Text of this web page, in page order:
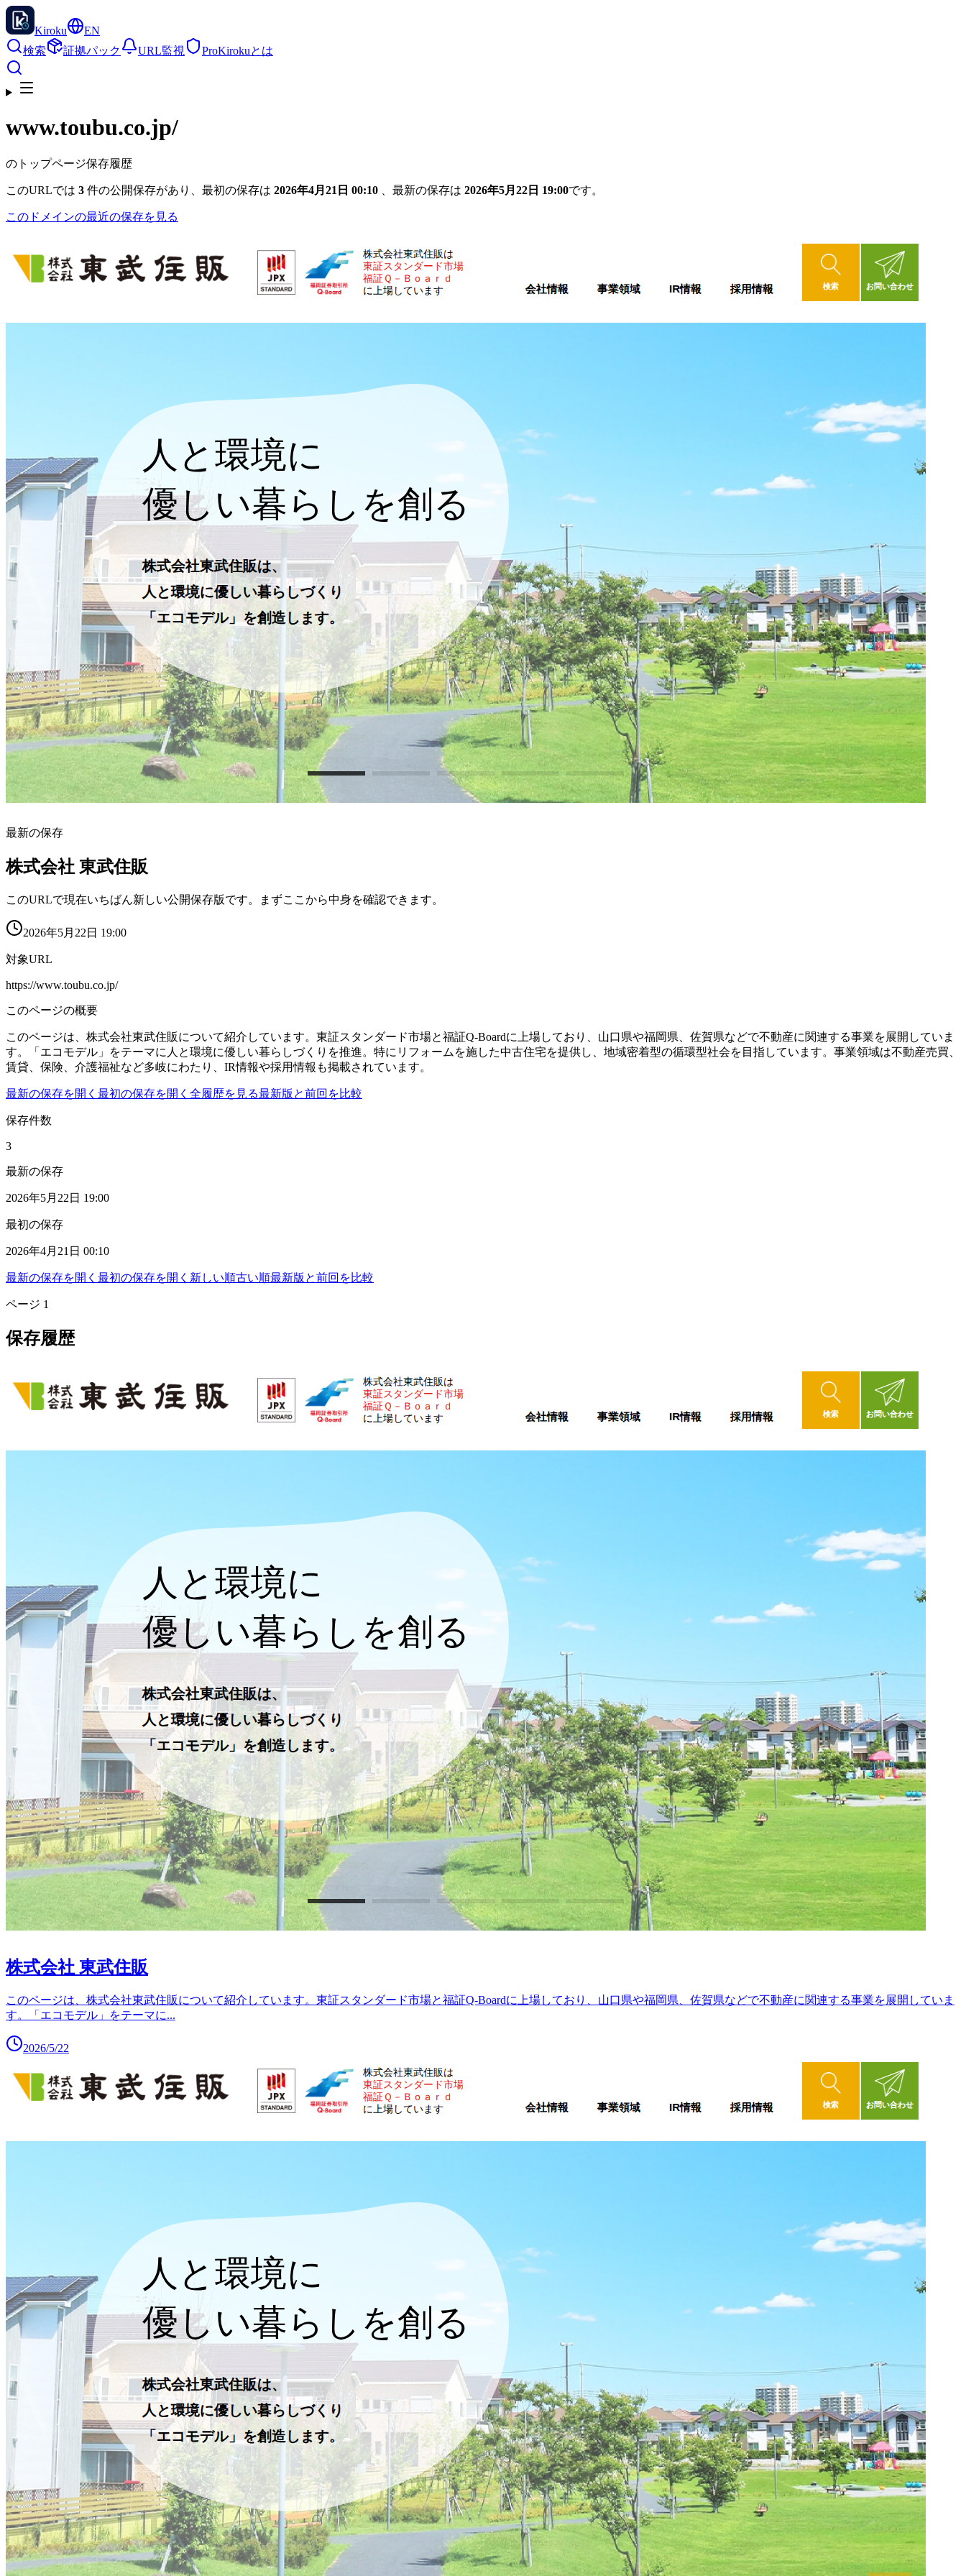
Kiroku
EN
検索
証拠パック URL監視 ProKirokuとは
www.toubu.co.jp/
のトップページ保存履歴
このURLでは 3 件の公開保存があり、最初の保存は 2026年4月21日 00:10 、最新の保存は 2026年5月22日 19:00です。
このドメインの最近の保存を見る
最新の保存
株式会社 東武住販
このURLで現在いちばん新しい公開保存版です。まずここから中身を確認できます。
2026年5月22日 19:00
対象URL
https://www.toubu.co.jp/
このページの概要
このページは、株式会社東武住販について紹介しています。東証スタンダード市場と福証Q-Boardに上場しており、山口県や福岡県、佐賀県などで不動産に関連する事業を展開していま
す。「エコモデル」をテーマに人と環境に優しい暮らしづくりを推進。特にリフォームを施した中古住宅を提供し、地域密着型の循環型社会を目指しています。事業領域は不動産売買、
賃貸、保険、介護福祉など多岐にわたり、IR情報や採用情報も掲載されています。
最新の保存を開く 最初の保存を開く 全履歴を見る最新版と前回を比較
保存件数
3
最新の保存
2026年5月22日 19:00
最初の保存
2026年4月21日 00:10
最新の保存を開く 最初の保存を開く 新しい順古い順最新版と前回を比較
ページ 1
保存履歴
株式会社 東武住販
このページは、株式会社東武住販について紹介しています。東証スタンダード市場と福証Q-Boardに上場しており、山口県や福岡県、佐賀県などで不動産に関連する事業を展開していま
す。「エコモデル」をテーマに...
2026/5/22